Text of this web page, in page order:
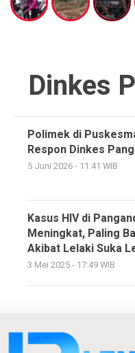
Dinkes
Polimek di
Respon Dinkes
5 Juni 2026 - 11:41 WIB
Kasus HIV di
Meningkat, Paling
Akibat Lelaki Suka
3 Mei 2025 - 17:49 WIB